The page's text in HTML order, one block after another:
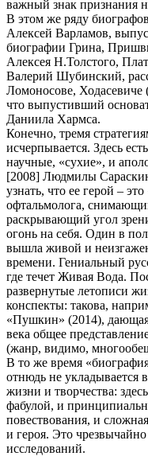
важный знак признания
В этом же ряду
Алексей Варламов,
биографии Грина,
Алексея Н.Толстого,
Валерий Шубинский,
Ломоносове, Ходасевиче
что выпустивший
Даниила Хармса.
Конечно, тремя
исчерпывается. Здесь
научные, «сухие», и
[2008] Людмилы
узнать, что ее герой –
офтальмолога,
раскрывающий угол
огонь на себя. Один в
вышла живой и
времени. Гениальный
где течет Живая Вода.
развернутые летописи
конспекты: такова,
«Пушкин» (2014),
века общее
(жанр, видимо,
В то же время
отнюдь не укладывается
жизни и творчества:
фабулой, и
повествования, и
и героя. Это
исследований.